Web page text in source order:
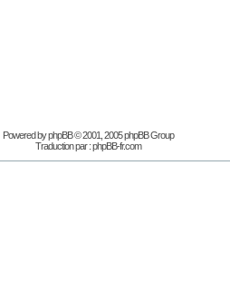
Powered byphpBB© 2001, 2005 phpBB Group
Traduction par :phpBB-fr.com